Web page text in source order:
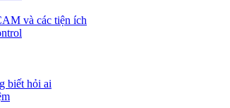
và các tiện ích
biết hỏi ai